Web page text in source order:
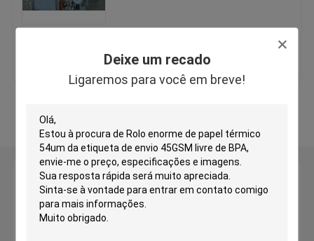
Deixe um recado
Ligaremos para você em breve!
papel de impressão deslocada
Papel de cópia A4
Papel de papel glassine
Máquina de corte de papel térmica
Melhor preço Fale Conosco
Deixe um recado
Ligaremos para você em breve!